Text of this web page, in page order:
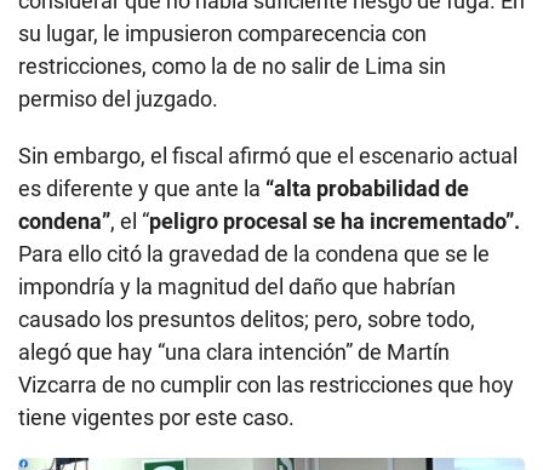
su lugar, le impusieron comparecencia con
restricciones, como la de no salir de Lima sin
permiso del juzgado.
Sin embargo, el fiscal afirmó que el escenario actual
es diferente y que ante la “alta probabilidad de
condena”, el “peligro procesal se ha incrementado”.
Para ello citó la gravedad de la condena que se le
impondría y la magnitud del daño que habrían
causado los presuntos delitos; pero, sobre todo,
alegó que hay “una clara intención” de Martín
Vizcarra de no cumplir con las restricciones que hoy
tiene vigentes por este caso.